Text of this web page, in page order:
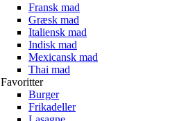
Fransk mad
Græsk mad
Italiensk mad
Indisk mad
Mexicansk mad
Thai mad
Favoritter
Burger
Frikadeller